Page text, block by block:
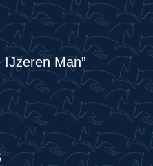
IJzeren Man”